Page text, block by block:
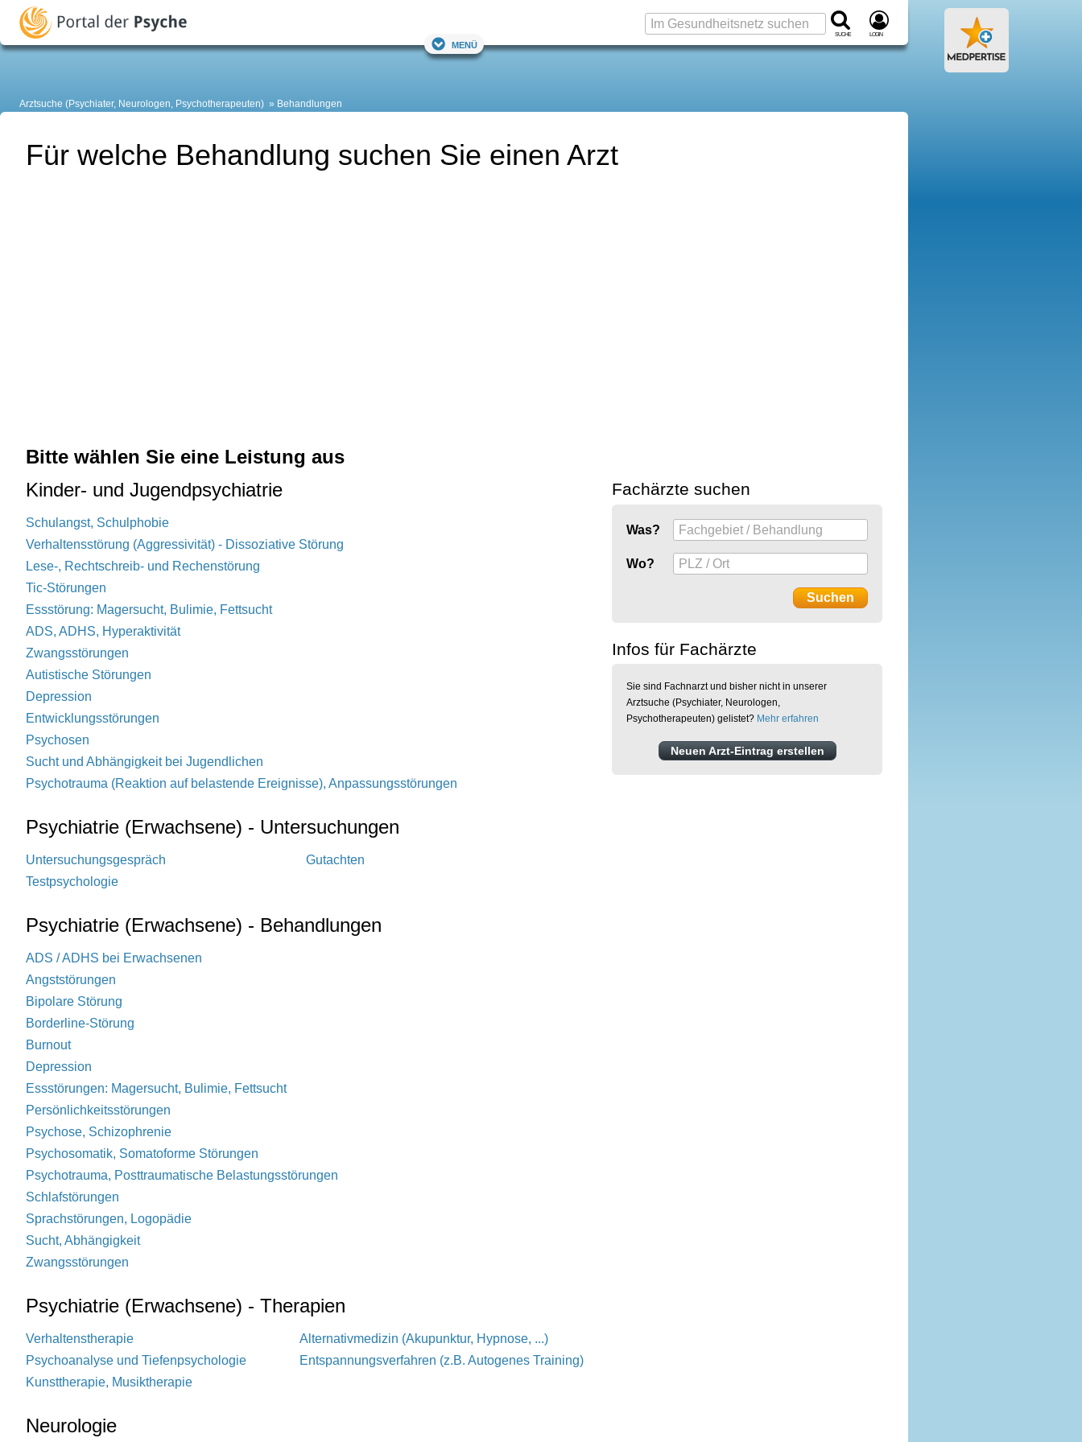
Suche Login
Menü
Arztsuche (Psychiater, Neurologen, Psychotherapeuten) Behandlungen
Für welche Behandlung suchen Sie einen Arzt
Bitte wählen Sie eine Leistung aus
Kinder- und Jugendpsychiatrie
Schulangst, Schulphobie
Verhaltensstörung (Aggressivität) - Dissoziative Störung
Lese-, Rechtschreib- und Rechenstörung
Tic-Störungen
Essstörung: Magersucht, Bulimie, Fettsucht
ADS, ADHS, Hyperaktivität
Zwangsstörungen
Autistische Störungen
Depression
Entwicklungsstörungen
Psychosen
Sucht und Abhängigkeit bei Jugendlichen
Psychotrauma (Reaktion auf belastende Ereignisse), Anpassungsstörungen
Psychiatrie (Erwachsene) - Untersuchungen
Untersuchungsgespräch
Testpsychologie
Gutachten
Psychiatrie (Erwachsene) - Behandlungen
ADS / ADHS bei Erwachsenen
Angststörungen
Bipolare Störung
Borderline-Störung
Burnout
Depression
Essstörungen: Magersucht, Bulimie, Fettsucht
Persönlichkeitsstörungen
Psychose, Schizophrenie
Psychosomatik, Somatoforme Störungen
Psychotrauma, Posttraumatische Belastungsstörungen
Schlafstörungen
Sprachstörungen, Logopädie
Sucht, Abhängigkeit
Zwangsstörungen
Psychiatrie (Erwachsene) - Therapien
Verhaltenstherapie
Psychoanalyse und Tiefenpsychologie
Kunsttherapie, Musiktherapie
Alternativmedizin (Akupunktur, Hypnose, ...)
Entspannungsverfahren (z.B. Autogenes Training)
Neurologie
Fachärzte suchen
Was?
Wo?
Infos für Fachärzte
Sie sind Fachnarzt und bisher nicht in unserer
Arztsuche (Psychiater, Neurologen,
Psychotherapeuten) gelistet? Mehr erfahren
Neuen Arzt-Eintrag erstellen